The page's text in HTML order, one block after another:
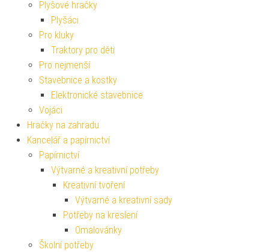
Plyšové hračky
Plyšáci
Pro kluky
Traktory pro děti
Pro nejmenší
Stavebnice a kostky
Elektronické stavebnice
Vojáci
Hračky na zahradu
Kancelář a papírnictví
Papírnictví
Výtvarné a kreativní potřeby
Kreativní tvoření
Výtvarné a kreativní sady
Potřeby na kreslení
Omalovánky
Školní potřeby